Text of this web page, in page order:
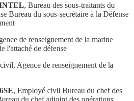
, Bureau des sous-traitants du
Bureau du sous-secrétaire à la Défense
de renseignement de la marine
l'attaché de défense
Agence de renseignement de la
, Employé civil Bureau du chef des
du chef adjoint des opérations